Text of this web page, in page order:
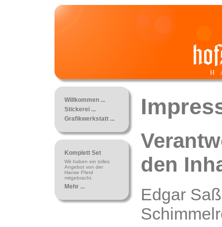
Willkommen ...
Stickerei ...
Grafikwerkstatt ...
Komplett Set
Wir haben ein tolles
Angebot von der
Hanse Pferd
mitgebracht.
Mehr ...
den
Edgar Saß